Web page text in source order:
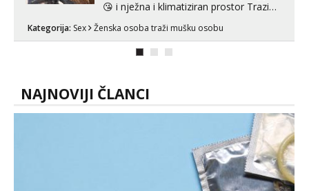
😘 i nježna i klimatiziran prostor Trazim
Pusenje i gutanje sperme Erotsko rublje
imam uvijek Lizati me mozes i ljubiti po
Kategorija: Sex Ženska osoba traži mušku osobu
NAJNOVIJI ČLANCI